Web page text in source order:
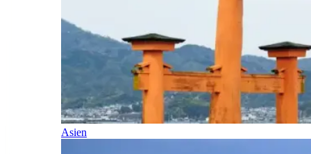
Asien